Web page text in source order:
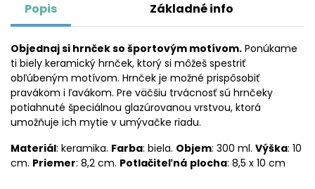
Popis Základné info
Objednaj si hrnček so športovým motívom. Ponúkame
ti biely keramický hrnček, ktorý si môžeš spestriť
obľúbeným motívom. Hrnček je možné prispôsobiť
pravákom i ľavákom. Pre väčšiu trvácnosť sú hrnčeky
potiahnuté špeciálnou glazúrovanou vrstvou, ktorá
umožňuje ich mytie v umývačke riadu.
Materiál: keramika. Farba: biela. Objem: 300 ml. Výška: 10
cm. Priemer: 8,2 cm. Potlačiteľná plocha: 8,5 x 10 cm